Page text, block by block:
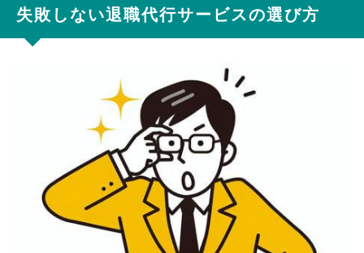
失敗しない退職代行サービスの選び方